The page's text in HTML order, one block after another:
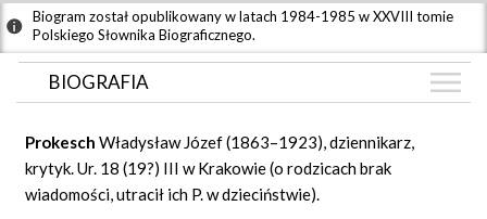
Biogram został opublikowany w latach 1984-1985 w XXVIII tomie
Polskiego Słownika Biograficznego.
BIOGRAFIA
ZDJĘCIA (3)
BIBLIOTEKA
ProkeschWładysław Józef (1863–1923), dziennikarz,
krytyk. Ur. 18 (19?) III w Krakowie (o rodzicach brak
wiadomości, utracił ich P. w dzieciństwie).